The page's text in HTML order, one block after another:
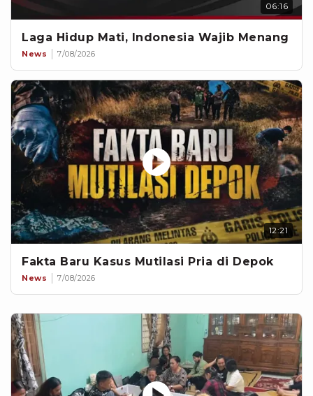
06:16
Laga Hidup Mati, Indonesia Wajib Menang
News 7/08/2026
12:21
Fakta Baru Kasus Mutilasi Pria di Depok
News 7/08/2026